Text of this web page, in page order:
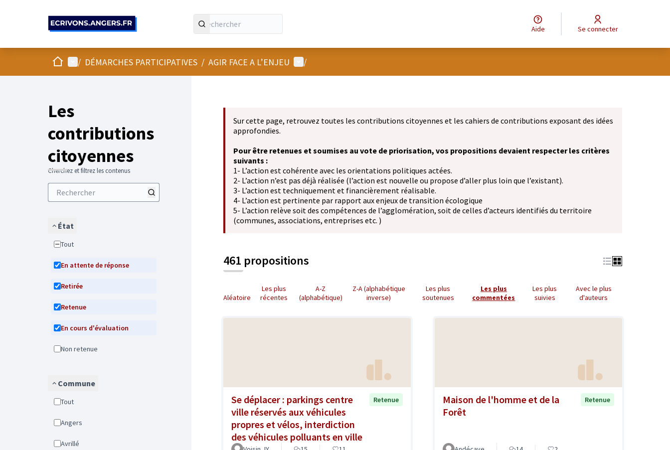
Aide Se connecter
AccueilMenu principal
/ DÉMARCHES PARTICIPATIVES / AGIR FACE A L’ENJEU Menu utilisateur
/
Les
contributions
citoyennes
Cherchez et filtrez les contenus
État
Tout
En attente de réponse
Retirée
Retenue
En cours d'évaluation
Non retenue
Commune
Tout
Angers
Avrillé
Sur cette page, retrouvez toutes les contributions citoyennes et les cahiers de contributions exposant des idées
approfondies.
Pour être retenues et soumises au vote de priorisation, vos propositions devaient respecter les critères
suivants :
1- L’action est cohérente avec les orientations politiques actées.
2- L’action n’est pas déjà réalisée (l’action est nouvelle ou propose d’aller plus loin que l’existant).
3- L’action est techniquement et financièrement réalisable.
4- L’action est pertinente par rapport aux enjeux de transition écologique
5- L’action relève soit des compétences de l’agglomération, soit de celles d’acteurs identifiés du territoire
(communes, associations, entreprises etc. )
461 propositions
Aléatoire
Les plus
récentes
A-Z
(alphabétique)
Z-A (alphabétique
inverse)
Les plus
soutenues
Les plus
commentées
Les plus
suivies
Avec le plus
d'auteurs
Se déplacer : parkings centre
ville réservés aux véhicules
propres et vélos, interdiction
des véhicules polluants en ville
Retenue
Maison de l'homme et de la
Forêt
Retenue